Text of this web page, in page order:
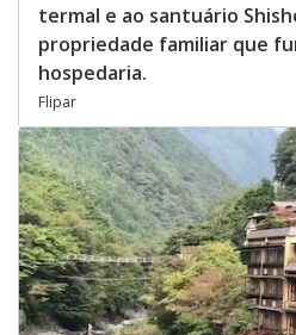
termal e ao santuário
propriedade familiar que
hospedaria.
Flipar